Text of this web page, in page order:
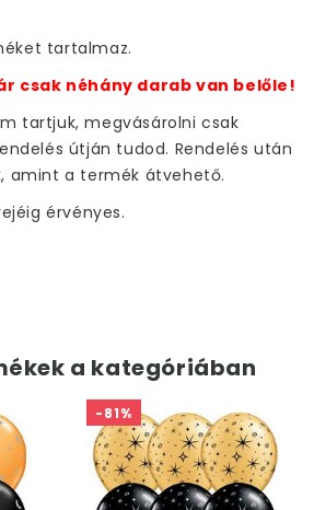
tartalmaz.
csak néhány darab van belőle!
tartjuk, megvásárolni csak
útján tudod. Rendelés után
amint a termék átvehető.
érvényes.
a kategóriában
-81%